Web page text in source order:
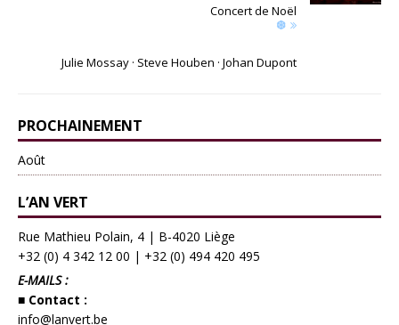
Concert de Noël
❆
Julie Mossay · Steve Houben · Johan Dupont
PROCHAINEMENT
Août
L’AN VERT
Rue Mathieu Polain, 4 | B-4020 Liège
+32 (0) 4 342 12 00 | +32 (0) 494 420 495
E-MAILS :
■ Contact :
info@lanvert.be